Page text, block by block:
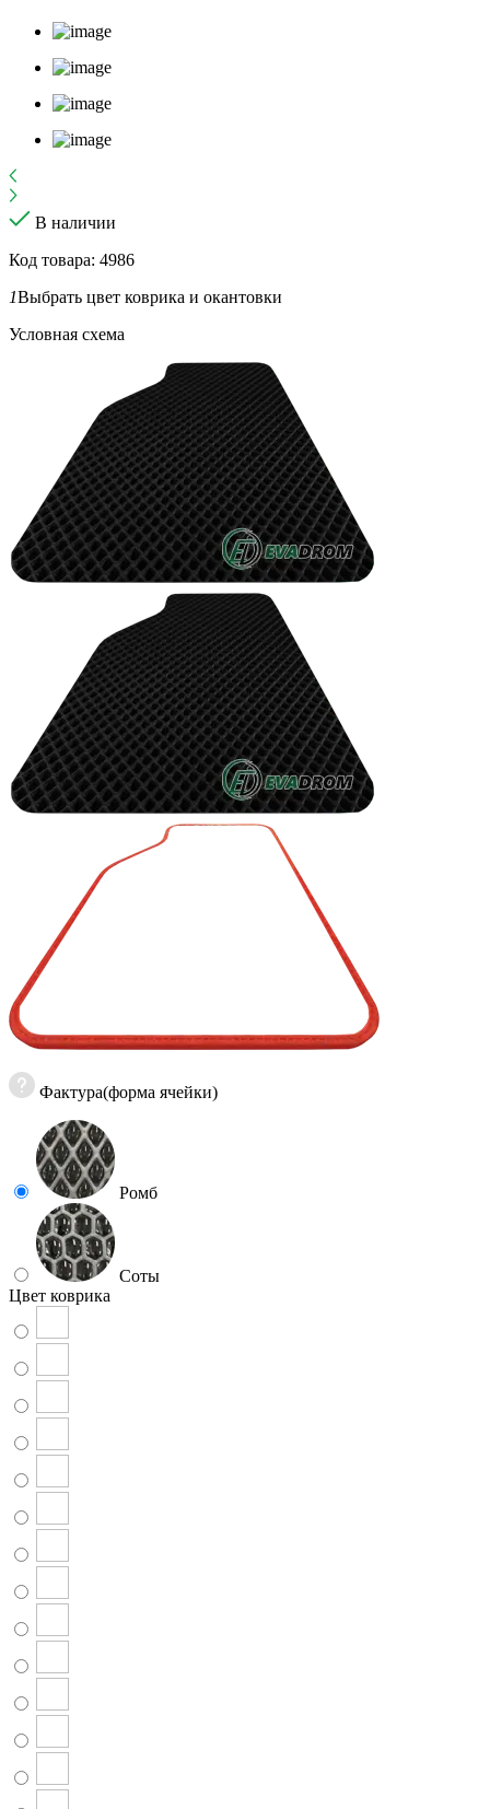
В наличии
Код товара: 4986
1Выбрать цвет коврика и окантовки
Условная схема
Фактура(форма ячейки)
Ромб
Соты
Цвет коврика